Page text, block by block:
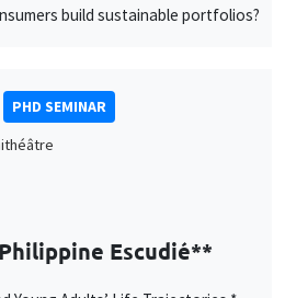
Escudié**
Young Adults’ Life Trajectories *
Social Network Structure **
ECHOS